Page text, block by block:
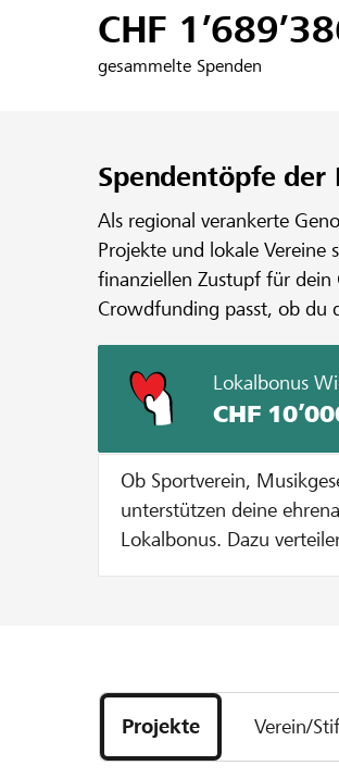
CHF
gesammelte Spenden
Spendentöpfe
Als regional verankerte
Projekte und lokale Vereine
finanziellen Zustupf für
Crowdfunding passt, ob du
Lokalbonus
CHF
Ob Sportverein,
unterstützen deine
Lokalbonus. Dazu
Ende November 2026 Starte dein Projekt auf lokalhelden.ch oder
setze für deinen Verein/
Projekte
und
Organisationen
Projekte Verein/